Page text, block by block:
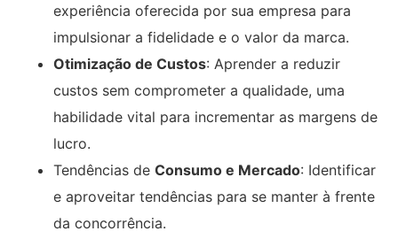
experiência oferecida por sua empresa para
impulsionar a fidelidade e o valor da marca.
Otimização de Custos: Aprender a reduzir
custos sem comprometer a qualidade, uma
habilidade vital para incrementar as margens de
lucro.
Tendências de Consumo e Mercado: Identificar
e aproveitar tendências para se manter à frente
da concorrência.